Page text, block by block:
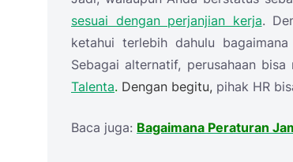
sesuai dengan perjanjian kerja.
ketahui terlebih dahulu
Sebagai alternatif, perusahaan
Talenta. Dengan begitu, pihak HR
Baca juga: Bagaimana Peraturan